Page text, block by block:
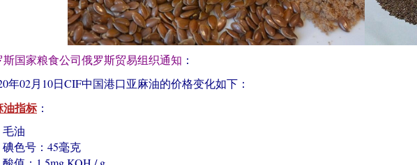
斯国家粮食公司俄罗斯贸易组织通知 ：
年02月10日CIF中国港口亚麻油的价格变化如下：
油指标：
毛油
碘色号：45毫克